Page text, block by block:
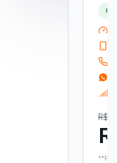
R$